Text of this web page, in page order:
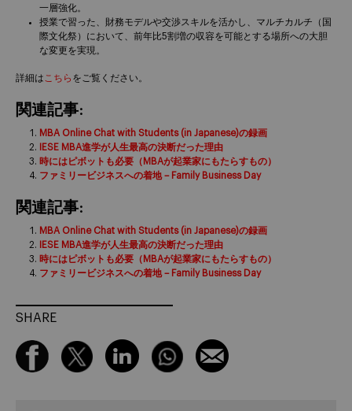
一層強化。
授業で習った、財務モデルや交渉スキルを活かし、マルチカルチ（国
際文化祭）において、前年比5割増の収容を可能とする場所への大胆
な変更を実現。
詳細は こちら をご覧ください。
関連記事:
MBA Online Chat with Students (in Japanese)の録画
IESE MBA進学が人生最高の決断だった理由
時にはピボットも必要（MBAが起業家にもたらすもの）
ファミリービジネスへの着地 – Family Business Day
関連記事:
MBA Online Chat with Students (in Japanese)の録画
IESE MBA進学が人生最高の決断だった理由
時にはピボットも必要（MBAが起業家にもたらすもの）
ファミリービジネスへの着地 – Family Business Day
SHARE